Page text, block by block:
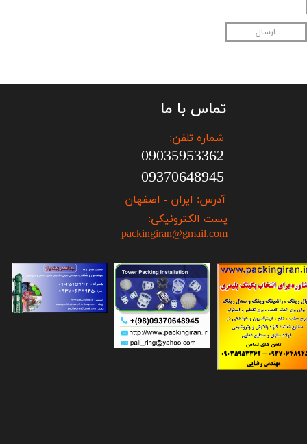
ارسال
تماس با ما
شماره تلفن:
09035953362
09370648945
آدرس: ایران - اصفهان
پست الکترونیکی:
packingiran@gmail.com